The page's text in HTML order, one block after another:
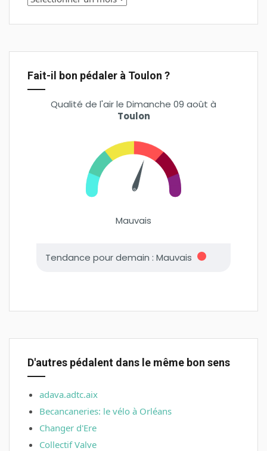
Fait-il bon pédaler à Toulon ?
D'autres pédalent dans le même bon sens
adava.adtc.aix
Becancaneries: le vélo à Orléans
Changer d'Ere
Collectif Valve